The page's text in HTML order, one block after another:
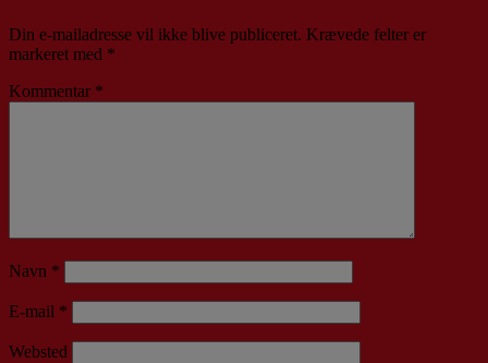
Din e-mailadresse vil ikke blive publiceret. Krævede felter er
markeret med *
Kommentar *
Navn *
E-mail *
Websted